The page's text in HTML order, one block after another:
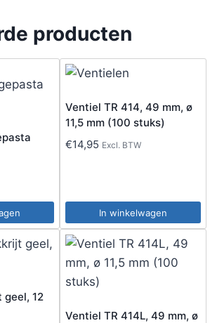
producten
Ventiel TR 414, 49 mm, ø
11,5 mm (100 stuks)
€14,95 Excl. BTW
In winkelwagen
geel, 12
Ventiel TR 414L, 49 mm, ø